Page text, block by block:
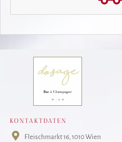
KONTAKTDATEN
Fleischmarkt 16, 1010 Wien